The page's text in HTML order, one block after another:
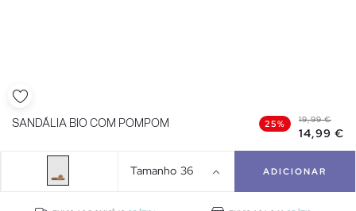
SANDÁLIA BIO COM POMPOM 25% 19,99 €
14,99 €
Tamanho 36 ADICIONAR